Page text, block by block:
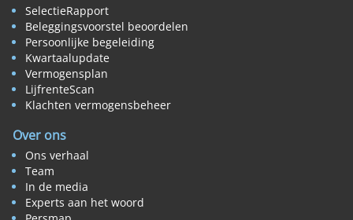
SelectieRapport
Beleggingsvoorstel beoordelen
Persoonlijke begeleiding
Kwartaalupdate
Vermogensplan
LijfrenteScan
Klachten vermogensbeheer
Over ons
Ons verhaal
Team
In de media
Experts aan het woord